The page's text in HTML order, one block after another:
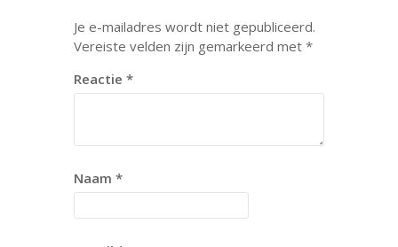
Je e-mailadres wordt niet gepubliceerd.
Vereiste velden zijn gemarkeerd met *
Reactie *
Naam *